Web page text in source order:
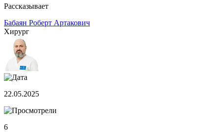
Рассказывает
Бабаян Роберт Артакович
Хирург
22.05.2025
6